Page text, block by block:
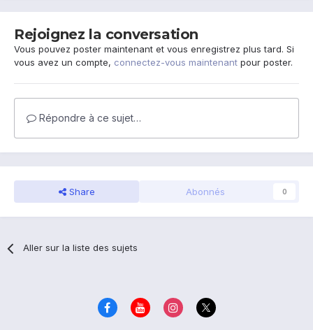
Rejoignez la conversation
Vous pouvez poster maintenant et vous enregistrez plus tard. Si
vous avez un compte, connectez-vous maintenant pour poster.
Répondre à ce sujet…
Share Abonnés 0
Aller sur la liste des sujets